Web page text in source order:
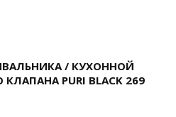
/ КУХОННОЙ
PURI BLACK 269